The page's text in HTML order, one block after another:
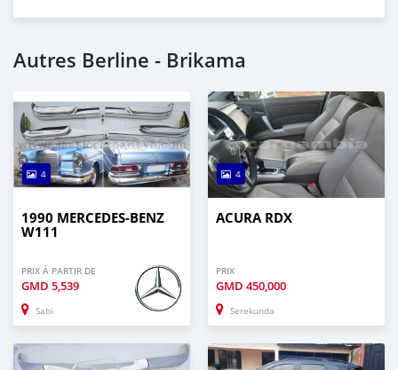
Autres Berline - Brikama
4
1990 MERCEDES-BENZ
W111
PRIX À PARTIR DE
GMD 5,539
Sabi
4
ACURA RDX
PRIX
GMD 450,000
Serekunda